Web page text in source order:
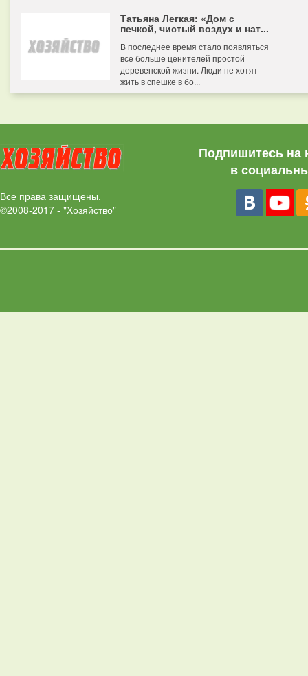
Татьяна Легкая: «Дом с
печкой, чистый воздух и нат...
В последнее время стало появляться
все больше ценителей простой
деревенской жизни. Люди не хотят
жить в спешке в бо...
Все права защищены.
©2008-2017 - "Хозяйство"
Подпишитесь на
в